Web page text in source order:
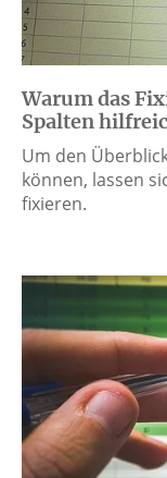
Warum das
Spalten
Um den
können, lassen
fixieren.